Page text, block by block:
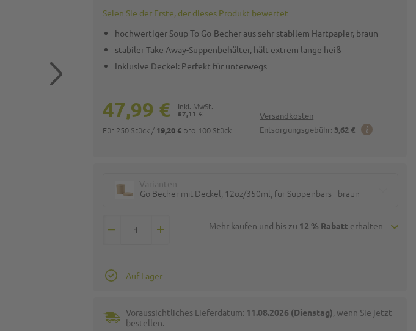
Seien Sie der Erste, der dieses Produkt bewertet
hochwertiger Soup To Go-Becher aus sehr stabilem Hartpapier, braun
stabiler Take Away-Suppenbehälter, hält extrem lange heiß
Inklusive Deckel: Perfekt für unterwegs
Versandkosten
Entsorgungsgebühr: 3,62 €
57,11 €
47,99 €
Für 250 Stück / 19,20 € pro 100 Stück
Go Becher mit Deckel, 12oz/350ml, für Suppenbars - braun
Mehr kaufen und bis zu 12 % Rabatterhalten
Auf Lager
Voraussichtliches Lieferdatum: 11.08.2026 (Dienstag), wenn Sie jetzt
bestellen.